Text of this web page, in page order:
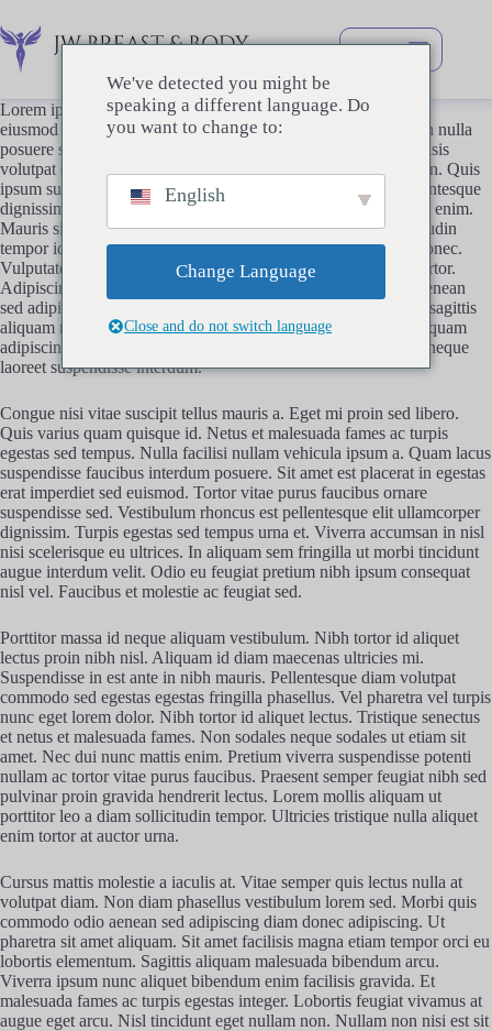
过
Lorem ipsum dolor sit amet, consectetur adipiscing elit, sed do
eiusmod tempor incididunt ut labore et dolore magna aliqua. In nulla
posuere sollicitudin aliquam ultrices. Accumsan lacus vel facilisis
volutpat est velit. Duis at consectetur lorem donec massa sapien. Quis
ipsum suspendisse ultrices gravida. Ut placerat orci nulla pellentesque
dignissim. Consequat interdum varius sit amet mattis vulputate enim.
Mauris sit amet massa vitae tortor condimentum. Diam sollicitudin
tempor id eu nisl nunc mi. Tellus id interdum velit laoreet id donec.
Vulputate enim nulla aliquet porttitor lacus luctus accumsan tortor.
Adipiscing elit pellentesque habitant morbi. Commodo odio aenean
sed adipiscing diam. Eget est lorem ipsum dolor sit amet. Nec sagittis
aliquam malesuada bibendum arcu vitae elementum. Eleifend quam
adipiscing vitae proin sagittis nisl. Vel orci porta non pulvinar neque
laoreet suspendisse interdum.
Congue nisi vitae suscipit tellus mauris a. Eget mi proin sed libero.
Quis varius quam quisque id. Netus et malesuada fames ac turpis
egestas sed tempus. Nulla facilisi nullam vehicula ipsum a. Quam lacus
suspendisse faucibus interdum posuere. Sit amet est placerat in egestas
erat imperdiet sed euismod. Tortor vitae purus faucibus ornare
suspendisse sed. Vestibulum rhoncus est pellentesque elit ullamcorper
dignissim. Turpis egestas sed tempus urna et. Viverra accumsan in nisl
nisi scelerisque eu ultrices. In aliquam sem fringilla ut morbi tincidunt
augue interdum velit. Odio eu feugiat pretium nibh ipsum consequat
nisl vel. Faucibus et molestie ac feugiat sed.
Porttitor massa id neque aliquam vestibulum. Nibh tortor id aliquet
lectus proin nibh nisl. Aliquam id diam maecenas ultricies mi.
Suspendisse in est ante in nibh mauris. Pellentesque diam volutpat
commodo sed egestas egestas fringilla phasellus. Vel pharetra vel turpis
nunc eget lorem dolor. Nibh tortor id aliquet lectus. Tristique senectus
et netus et malesuada fames. Non sodales neque sodales ut etiam sit
amet. Nec dui nunc mattis enim. Pretium viverra suspendisse potenti
nullam ac tortor vitae purus faucibus. Praesent semper feugiat nibh sed
pulvinar proin gravida hendrerit lectus. Lorem mollis aliquam ut
porttitor leo a diam sollicitudin tempor. Ultricies tristique nulla aliquet
enim tortor at auctor urna.
Cursus mattis molestie a iaculis at. Vitae semper quis lectus nulla at
volutpat diam. Non diam phasellus vestibulum lorem sed. Morbi quis
commodo odio aenean sed adipiscing diam donec adipiscing. Ut
pharetra sit amet aliquam. Sit amet facilisis magna etiam tempor orci eu
lobortis elementum. Sagittis aliquam malesuada bibendum arcu.
Viverra ipsum nunc aliquet bibendum enim facilisis gravida. Et
malesuada fames ac turpis egestas integer. Lobortis feugiat vivamus at
augue eget arcu. Nisl tincidunt eget nullam non. Nullam non nisi est sit
We've detected you might be
speaking a different language. Do
you want to change to:
English
Change Language
Close and do not switch language